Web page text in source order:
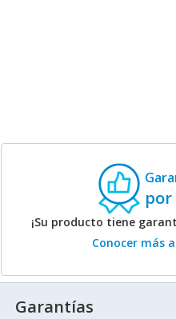
por
¡Su producto tiene
Conocer más
Garantías